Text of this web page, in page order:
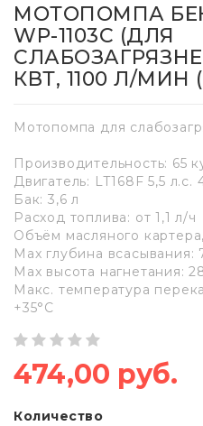
МОТОПОМПА
WP-1103C (ДЛЯ
КВТ, 1100 Л/МИН
Мотопомпа для
Производительность: 65
Двигатель: LT168F 5,5 л.с.
Бак: 3,6 л
Расход топлива: от 1,1 л/ч
Объём масляного
Max глубина всасывания:
Max высота нагнетания:
Макс. температура
+35°С
474,00 руб.
Количество